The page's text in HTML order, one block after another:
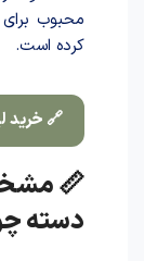
محبوب
کرده است.
🔗 خرید
📏
دسته